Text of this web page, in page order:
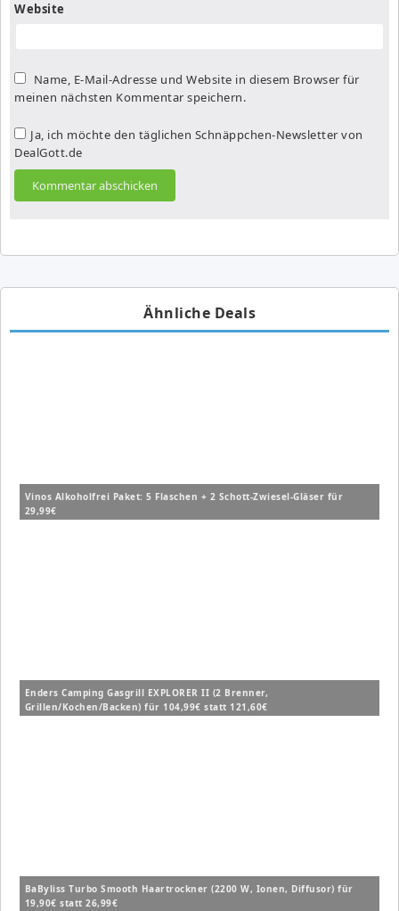
Website
Name, E-Mail-Adresse und Website in diesem Browser für
meinen nächsten Kommentar speichern.
Ja, ich möchte den täglichen Schnäppchen-Newsletter von
DealGott.de
Ähnliche Deals
Vinos Alkoholfrei Paket: 5 Flaschen + 2 Schott-Zwiesel-Gläser für
29,99€
Enders Camping Gasgrill EXPLORER II (2 Brenner,
Grillen/Kochen/Backen) für 104,99€ statt 121,60€
BaByliss Turbo Smooth Haartrockner (2200 W, Ionen, Diffusor) für
19,90€ statt 26,99€